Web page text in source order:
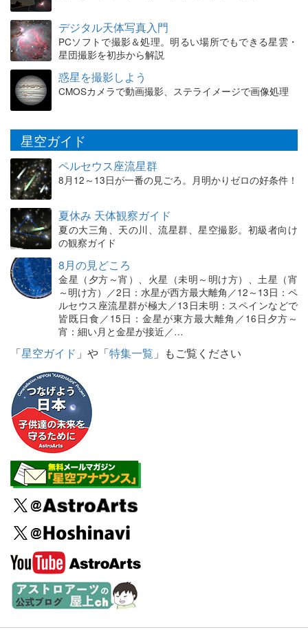
デジタル天体写真入門
PCソフトで撮影＆処理。明るい場所でもできる星雲・
星団撮影を初歩から解説
惑星を撮影しよう
CMOSカメラで動画撮影、ステライメージで画像処理
星空ガイド
ペルセウス座流星群
8月12～13日が一番の見ごろ。月明かりゼロの好条件！
夏休み 天体観察ガイド
夏の大三角、天の川、流星群、星空撮影。初級者向け
の観察ガイド
8月の見どころ
金星（夕方～宵）、火星（未明～明け方）、土星（宵
～明け方）／2日：水星が西方最大離角／12～13日：ペ
ルセウス座流星群が極大／13日未明：スペインなどで
皆既日食／15日：金星が東方最大離角／16日夕方～
宵：細い月と金星が接近／…
「星空ガイド 」や「特集一覧 」もご覧ください